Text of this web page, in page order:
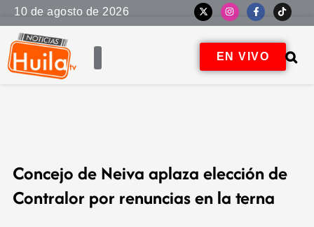
10 de agosto de 2026
EN VIVO
Concejo de Neiva aplaza elección de
Contralor por renuncias en la terna